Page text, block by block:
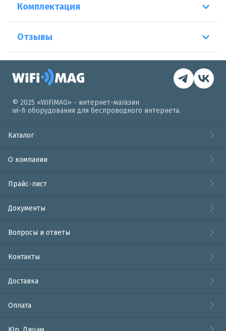
Комплектация
Отзывы
© 2025 «WiFiMAG» - интернет-магазин
wi-fi оборудования для беспроводного интернета.
Каталог
О компании
Прайс-лист
Документы
Вопросы и ответы
Контакты
Доставка
Оплата